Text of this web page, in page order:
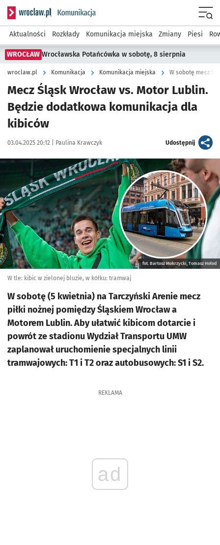
Serwis informacyjny wroclaw.pl podserwis: Komunikacja
Aktualności Rozkłady Komunikacja miejska Zmiany Piesi
WROCŁAW Wrocławska Potańcówka w sobotę, 8 sierpnia
wroclaw.pl Komunikacja Komunikacja miejska W sobotę mecz
Mecz Śląsk Wrocław vs. Motor Lublin.
Będzie dodatkowa komunikacja dla
kibiców
Data publikacji:
03.04.2025 20:12 | Autor:
Paulina Krawczyk Udostępnijartykuł
Kliknij, aby powiększyć
fot. Bartosz Mokrzycki, Tomasz Hołod
W tle: kibic w zielonej bluzie, w kółku: tramwaj
W sobotę (5 kwietnia) na Tarczyński Arenie mecz
piłki nożnej pomiędzy Śląskiem Wrocław a
Motorem Lublin. Aby ułatwić kibicom dotarcie i
powrót ze stadionu Wydział Transportu UMW
zaplanował uruchomienie specjalnych linii
tramwajowych: T1 i T2 oraz autobusowych: S1 i S2.
REKLAMA
ad